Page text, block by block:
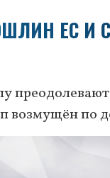
ЕС И
возмущён по